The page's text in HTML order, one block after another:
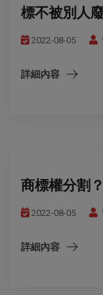
標不被別人
2022-08-05
詳細內容
商標權分割
2022-08-05
詳細內容